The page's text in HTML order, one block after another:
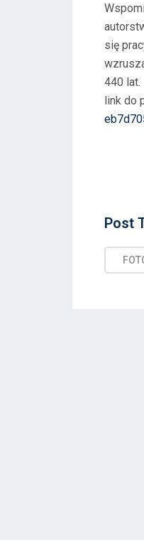
E
D
O
N
się
440 lat.
link do
Post